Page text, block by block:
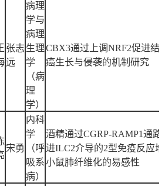
张志
远
病理
学与
病理
生理
学
（病
理
学）
CBX3通过上调NRF2促进结
癌生长与侵袭的机制研究
宋勇
内科
学
（呼
吸系
病）
酒精通过CGRP-RAMP1通路
进ILC2介导的2型免疫反应
小鼠肺纤维化的易感性